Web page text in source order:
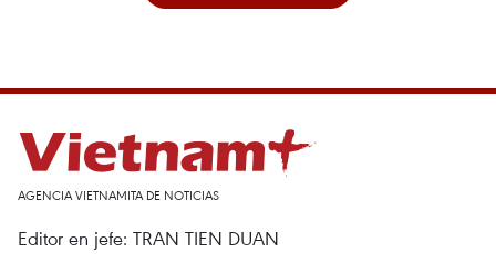
AGENCIA VIETNAMITA DE NOTICIAS
Editor en jefe: TRAN TIEN DUAN